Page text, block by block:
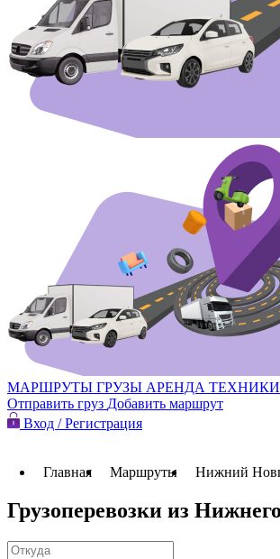
МАРШРУТЫ ГРУЗЫ АРЕНДА ТЕХНИКИ
Отправить груз Добавить маршрут
Вход / Регистрация
Главная Маршруты Нижний
Грузоперевозки из